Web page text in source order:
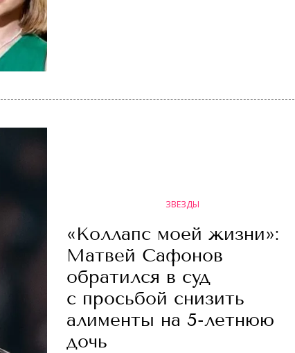
ЗВЕЗДЫ
«Коллапс моей жизни»:
Матвей Сафонов
обратился в суд
с просьбой снизить
алименты на 5-летнюю
дочь